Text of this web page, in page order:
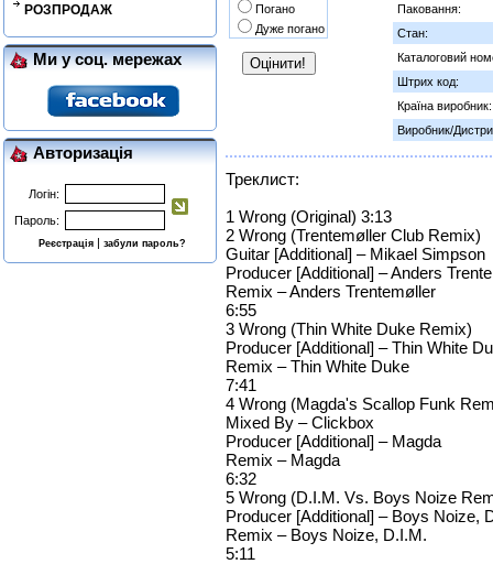
РОЗПРОДАЖ
Ми у соц. мережах
Авторизація
Логін:
Пароль:
Реєстрація |забули пароль?
Погано
Дуже погано
Паковання:
Стан:
Каталоговий
Штрих код:
Країна виробник:
Виробник/
Треклист:
1 Wrong (Original) 3:13
2 Wrong (Trentemøller Club Remix)
Guitar [Additional] – Mikael Simpson
Producer [Additional] – Anders
Remix – Anders Trentemøller
6:55
3 Wrong (Thin White Duke Remix)
Producer [Additional] – Thin White
Remix – Thin White Duke
7:41
4 Wrong (Magda's Scallop Funk
Mixed By – Clickbox
Producer [Additional] – Magda
Remix – Magda
6:32
5 Wrong (D.I.M. Vs. Boys Noize
Producer [Additional] – Boys Noize,
Remix – Boys Noize, D.I.M.
5:11